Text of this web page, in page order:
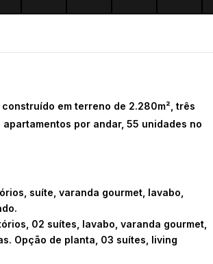
em terreno de 2.280m², três
por andar, 55 unidades no
suíte, varanda gourmet, lavabo,
02 suítes, lavabo, varanda gourmet,
Opção de planta, 03 suítes, living